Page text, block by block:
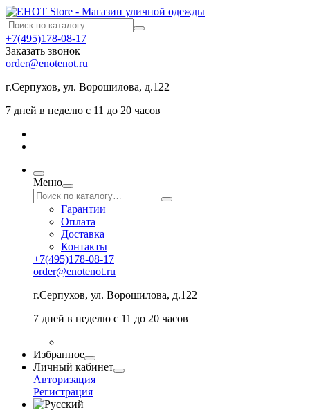
+7(495)178-08-17
Заказать звонок
order@enotenot.ru
г.Серпухов, ул. Ворошилова, д.122
7 дней в неделю с 11 до 20 часов
Меню
Гарантии
Оплата
Доставка
Контакты
+7(495)178-08-17
order@enotenot.ru
г.Серпухов, ул. Ворошилова, д.122
7 дней в неделю с 11 до 20 часов
Избранное
Личный кабинет
Авторизация
Регистрация